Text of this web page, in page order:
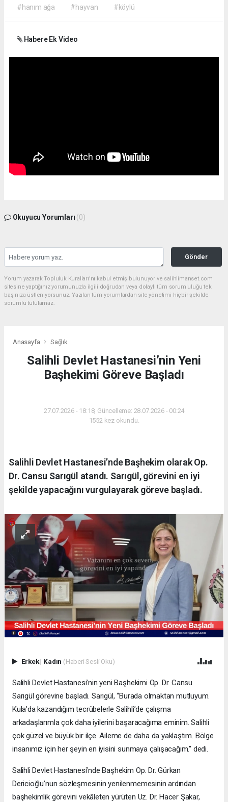
#hanım ağa #hayvan #köylü
Habere Ek Video
Okuyucu Yorumları (0)
Gönder
Yorum yazarak Topluluk Kuralları’nı kabul etmiş bulunuyor ve salihlimanset.com
sitesine yaptığınız yorumunuzla ilgili doğrudan veya dolaylı tüm sorumluluğu tek
başınıza üstleniyorsunuz. Yazılan tüm yorumlardan site yönetimi hiçbir şekilde
sorumlu tutulamaz.
Anasayfa Sağlık
Salihli Devlet Hastanesi’nin Yeni
Başhekimi Göreve Başladı
27.07.2026 - 18:18, Güncelleme: 28.07.2026 - 00:24
1552 kez okundu.
Salihli Devlet Hastanesi’nde Başhekim olarak Op.
Dr. Cansu Sarıgül atandı. Sarıgül, görevini en iyi
şekilde yapacağını vurgulayarak göreve başladı.
Erkek| Kadın (Haberi Sesli Oku)
Salihli Devlet Hastanesi’nin yeni Başhekimi Op. Dr. Cansu
Sarıgül görevine başladı. Sarıgül, “Burada olmaktan mutluyum.
Kula’da kazandığım tecrübelerle Salihli’de çalışma
arkadaşlarımla çok daha iyilerini başaracağıma eminim. Salihli
çok güzel ve büyük bir ilçe. Aileme de daha da yaklaştım. Bölge
insanımız için her şeyin en iyisini sunmaya çalışacağım.” dedi.
Salihli Devlet Hastanesi’nde Başhekim Op. Dr. Gürkan
Dericioğlu’nun sözleşmesinin yenilenmemesinin ardından
başhekimlik görevini vekâleten yürüten Uz. Dr. Hacer Şakar,